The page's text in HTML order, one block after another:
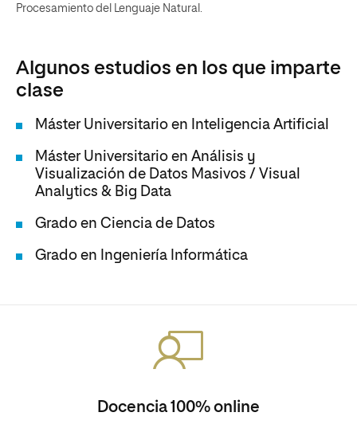
Procesamiento del Lenguaje Natural.
Algunos estudios en los que imparte
clase
Máster Universitario en Inteligencia Artificial
Máster Universitario en Análisis y
Visualización de Datos Masivos / Visual
Analytics & Big Data
Grado en Ciencia de Datos
Grado en Ingeniería Informática
Docencia 100% online